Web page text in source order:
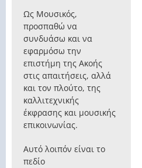
Ως Μουσικός,
προσπαθώ να
συνδυάσω και να
εφαρμόσω την
επιστήμη της Ακοής
στις απαιτήσεις, αλλά
και τον πλούτο, της
καλλιτεχνικής
έκφρασης και μουσικής
επικοινωνίας.
Αυτό λοιπόν είναι το
πεδίο